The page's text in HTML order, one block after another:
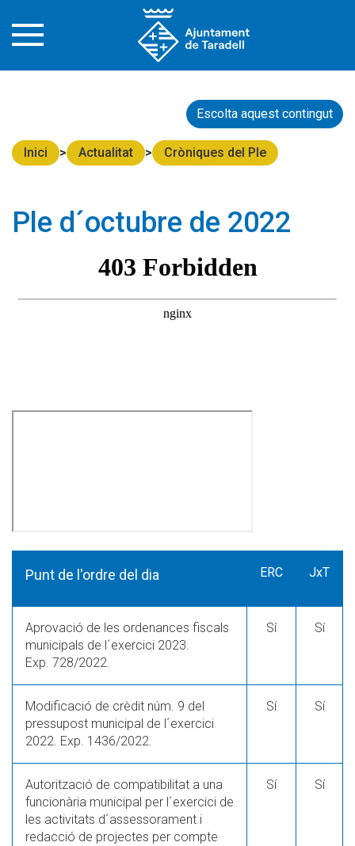
Escolta aquest contingut
Inici Actualitat Cròniques del Ple
Ple d´octubre de 2022
Punt de l'ordre del dia ERC JxT
Aprovació de les ordenances fiscals
municipals de l´exercici 2023.
Exp. 728/2022.
Sí Sí
Modificació de crèdit núm. 9 del
pressupost municipal de l´exercici
2022. Exp. 1436/2022.
Sí Sí
Autorització de compatibilitat a una
funcionària municipal per l´exercici de
les activitats d´assessorament i
redacció de projectes per compte
Sí Sí